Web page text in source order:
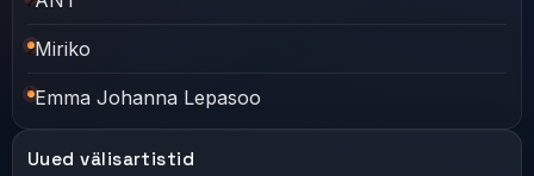
Miriko
Emma Johanna Lepasoo
Uued välisartistid